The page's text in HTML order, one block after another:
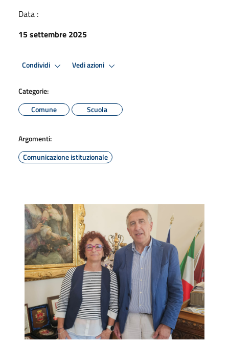
Data :
15 settembre 2025
Condividi Vedi azioni
Categorie:
Comune
Scuola
Argomenti:
Comunicazione istituzionale